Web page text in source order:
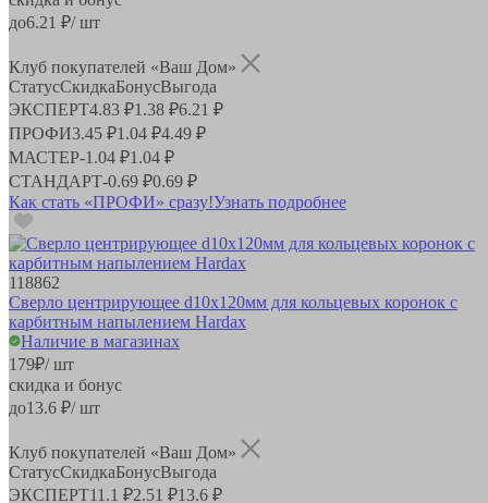
до6.21 ₽/ шт
Клуб покупателей «Ваш Дом»
СтатусСкидкаБонусВыгода
ЭКСПЕРТ4.83 ₽1.38 ₽6.21 ₽
ПРОФИ3.45 ₽1.04 ₽4.49 ₽
МАСТЕР-1.04 ₽1.04 ₽
СТАНДАРТ-0.69 ₽0.69 ₽
Как стать «ПРОФИ» сразу!Узнать подробнее
118862
Сверло центрирующее d10х120мм для кольцевых коронок с
карбитным напылением Hardax
Наличие в магазинах
179₽/ шт
скидка и бонус
до13.6 ₽/ шт
Клуб покупателей «Ваш Дом»
СтатусСкидкаБонусВыгода
ЭКСПЕРТ11.1 ₽2.51 ₽13.6 ₽